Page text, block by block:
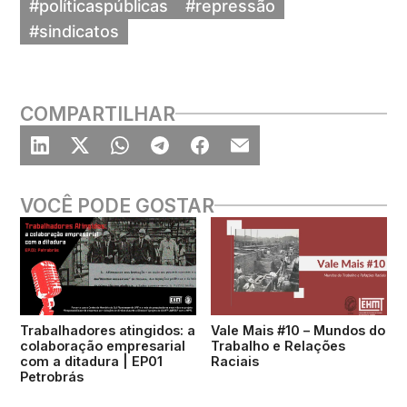
Coordenadora geral do Vale Mais: Larissa
Farias
#políticaspúblicas
#repressão
#sindicatos
COMPARTILHAR
VOCÊ PODE GOSTAR
Trabalhadores atingidos: a
colaboração empresarial
com a ditadura | EP01
Petrobrás
Vale Mais #10 – Mundos do
Trabalho e Relações
Raciais